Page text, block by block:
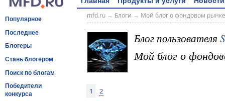
Популярное
Последнее
Блогеры
Стань блогером
Поиск по блогам
Победители
конкурса
mfd.ru→ Блоги → Мой блог о фондовом рынке
Блог пользователя
Мой блог о
1 2